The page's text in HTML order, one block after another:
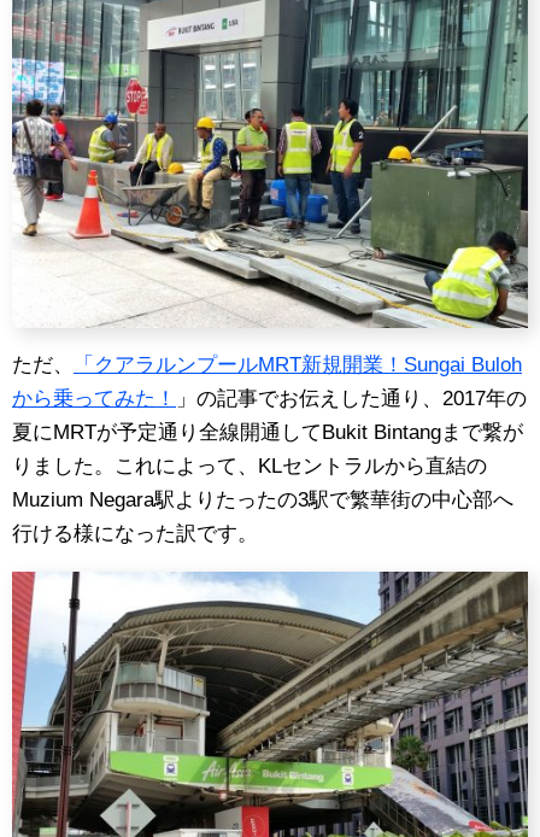
ただ、
「クアラルンプールMRT新規開業！Sungai Buloh
から乗ってみた！
」の記事でお伝えした通り、2017年の
夏にMRTが予定通り全線開通してBukit Bintangまで繋が
りました。これによって、KLセントラルから直結の
Muzium Negara駅よりたったの3駅で繁華街の中心部へ
行ける様になった訳です。